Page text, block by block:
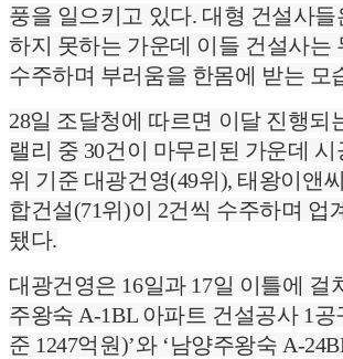
풍을 일으키고 있다. 대형 건설사들
하지 못하는 가운데 이들 건설사는
수주하며 부러움을 한몸에 받는 모
28일 조달청에 따르면 이달 진행되
랠리 중 30건이 마무리된 가운데
위 기준 대광건영(49위), 태왕이앤
합건설(71위)이 2건씩 수주하며 업
됐다.
대광건영은 16일과 17일 이틀에 걸
주왕숙 A-1BL 아파트 건설공사 1공
준 1247억원)’와 ‘남양주왕숙 A-